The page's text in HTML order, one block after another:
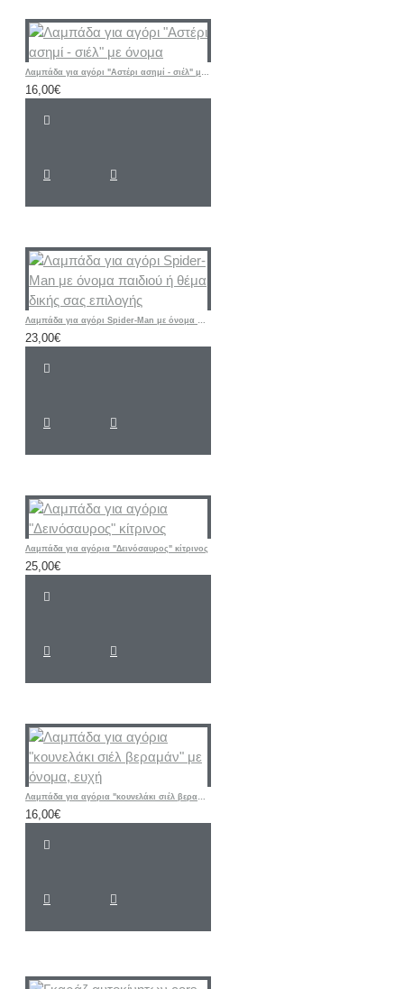
Λαμπάδα για αγόρι "Αστέρι ασημί - σιέλ" με όνομα
16,00€
Λαμπάδα για αγόρι Spider-Man με όνομα παιδιού ή θέμα δικής σας επιλογής
23,00€
Λαμπάδα για αγόρια "Δεινόσαυρος" κίτρινος
25,00€
Λαμπάδα για αγόρια "κουνελάκι σιέλ βεραμάν" με όνομα, ευχή
16,00€